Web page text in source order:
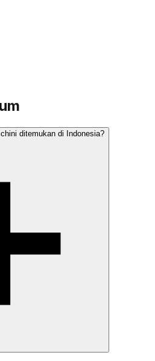
ditemukan di Indonesia?